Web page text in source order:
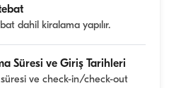
dahil kiralama yapılır.
Süresi ve Giriş Tarihleri
ve check-in/check-out